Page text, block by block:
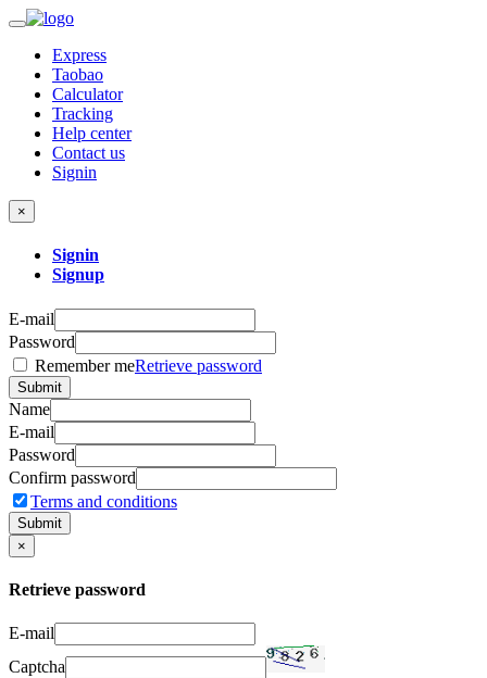
Express
Taobao
Calculator
Tracking
Help center
Contact us
Signin
×
Signin
Signup
E-mail
Password
Remember meRetrieve password
Submit
Name
E-mail
Password
Confirm password
Terms and conditions
Submit
×
Retrieve password
E-mail
Captcha